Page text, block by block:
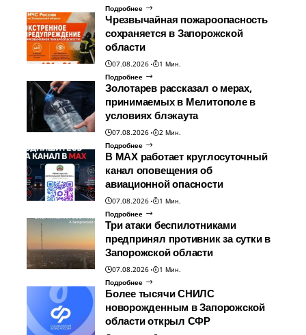
Подробнее
Чрезвычайная пожароопасность
сохраняется в Запорожской
области
07.08.2026
1 Мин.
Подробнее
Золотарев рассказал о мерах,
принимаемых в Мелитополе в
условиях блэкаута
07.08.2026
2 Мин.
Подробнее
В МАХ работает круглосуточный
канал оповещения об
авиационной опасности
07.08.2026
1 Мин.
Подробнее
Три атаки беспилотниками
предпринял противник за сутки в
Запорожской области
07.08.2026
1 Мин.
Подробнее
Более тысячи СНИЛС
новорожденным в Запорожской
области открыл СФР